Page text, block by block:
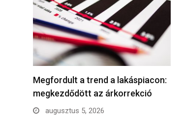
Megfordult a trend a lakáspiacon:
megkezdődött az árkorrekció
augusztus 5, 2026